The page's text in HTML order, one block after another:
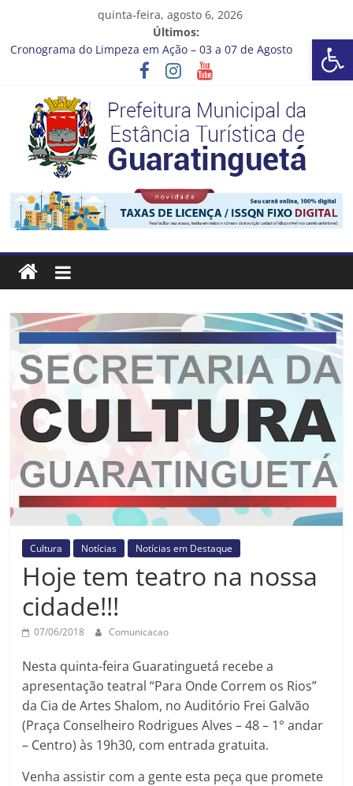
Barra de Ferramentas Aberta
quinta-feira, agosto 6, 2026
Últimos:
Cronograma do Limpeza em Ação – 03 a 07 de Agosto
Prefeitura de Guaratinguetá entrega revitalização da Praça
Vem conferir como nossos alunos estão ainda mais lindos!
CRONOGRAMA DE LAVAGEM E LIMPEZA DOS RESERVATÓRIOS
Guaratinguetá se destaca em competições esportivas da
região
Prefeitura
Estância
Turística
Guaratinguetá
Prefeitura
Estância
Turística
Guaratinguetá
Cultura Notícias Notícias em Destaque
Hoje tem teatro na nossa
cidade!!!
07/06/2018 Comunicacao
Nesta quinta-feira Guaratinguetá recebe a
apresentação teatral “Para Onde Correm os Rios”
da Cia de Artes Shalom, no Auditório Frei Galvão
(Praça Conselheiro Rodrigues Alves – 48 – 1° andar
– Centro) às 19h30, com entrada gratuita.
Venha assistir com a gente esta peça que promete